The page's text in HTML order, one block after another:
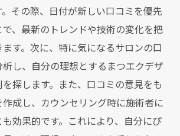
その際、日付が新しい口コミを優先
、最新のトレンドや技術の変化を把
す。次に、特に気になるサロンの口
し、自分の理想とするまつエクデザ
探します。また、口コミの意見をも
成し、カウンセリング時に施術者に
効果的です。これにより、自分にぴ